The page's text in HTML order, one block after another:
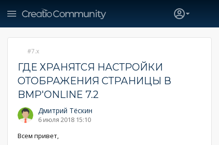
7.x
ГДЕ ХРАНЯТСЯ НАСТРОЙКИ
ОТОБРАЖЕНИЯ СТРАНИЦЫ В
BMP'ONLINE 7.2
Дмитрий Тёскин
6 июля 2018 15:10
Всем привет,